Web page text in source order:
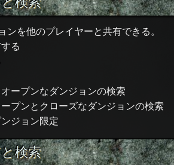
を他のプレイヤーと共有できる。
る
ープンなダンジョンの検索
プンとクローズなダンジョンの検索
ジョン限定
検索